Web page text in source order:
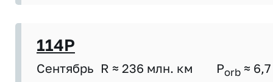
114P
Сентябрь R ≈ 236 млн. км Porb ≈ 6,7